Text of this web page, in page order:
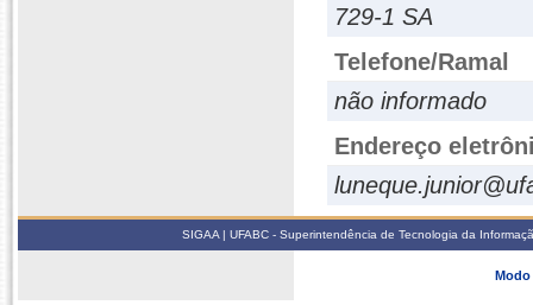
729-1 SA
Telefone/Ramal
não informado
Endereço
SIGAA | UFABC - Superintendência de Tecnologia da
Modo